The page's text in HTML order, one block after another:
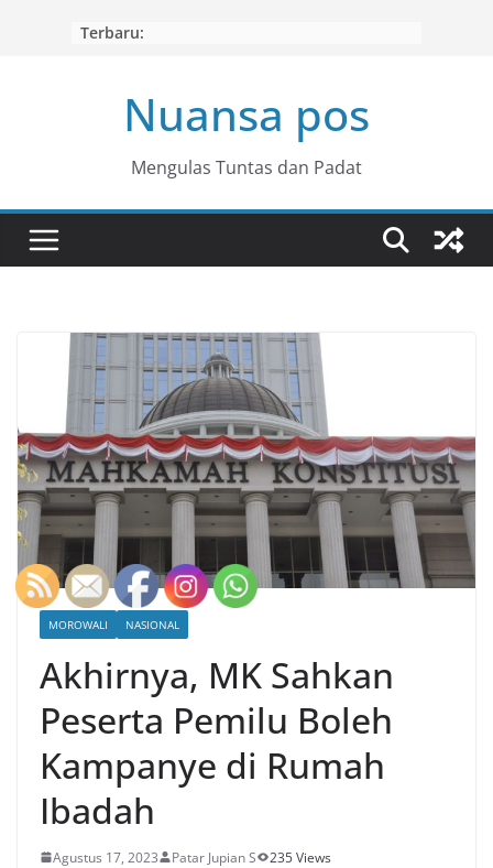
Terbaru:
Nuansa pos
Mengulas Tuntas dan Padat
MOROWALI NASIONAL
Akhirnya, MK Sahkan
Peserta Pemilu Boleh
Kampanye di Rumah
Ibadah
Agustus 17, 2023 Patar Jupian S 235 Views